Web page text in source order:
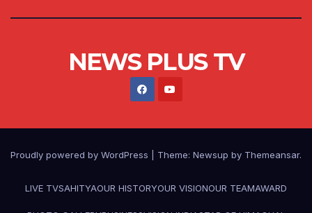
NEWS PLUS TV
Proudly powered by WordPress Theme: Newsup by Themeansar.
LIVE TVSAHITYAOUR HISTORYOUR VISIONOUR TEAMAWARD